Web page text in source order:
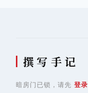
撰 写 手 记
暗房门已锁，请先 登录